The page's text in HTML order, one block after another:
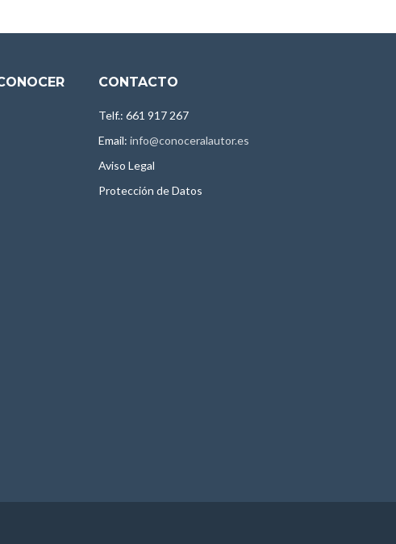
CONTACTO
Telf.: 661 917 267
Email: info@conoceralautor.es
Aviso Legal
Protección de Datos